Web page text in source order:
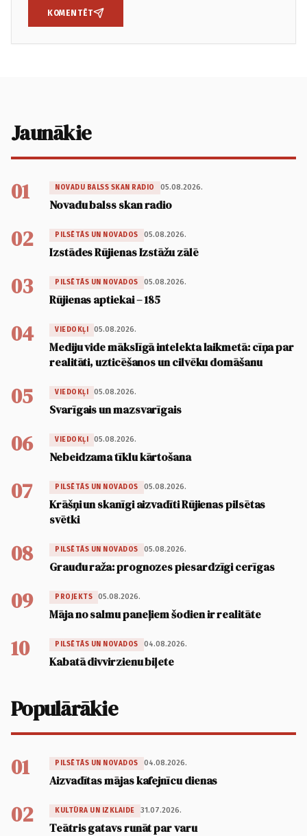
KOMENTĒT
Jaunākie
01 NOVADU BALSS SKAN RADIO 05.08.2026.
Novadu balss skan radio
02 PILSĒTĀS UN NOVADOS 05.08.2026.
Izstādes Rūjienas Izstāžu zālē
03 PILSĒTĀS UN NOVADOS 05.08.2026.
Rūjienas aptiekai – 185
04 VIEDOKĻI 05.08.2026.
Mediju vide mākslīgā intelekta laikmetā: cīņa par
realitāti, uzticēšanos un cilvēku domāšanu
05 VIEDOKĻI 05.08.2026.
Svarīgais un mazsvarīgais
06 VIEDOKĻI 05.08.2026.
Nebeidzama tīklu kārtošana
07 PILSĒTĀS UN NOVADOS 05.08.2026.
Krāšņi un skanīgi aizvadīti Rūjienas pilsētas
svētki
08 PILSĒTĀS UN NOVADOS 05.08.2026.
Graudu raža: prognozes piesardzīgi cerīgas
09 PROJEKTS 05.08.2026.
Māja no salmu paneļiem šodien ir realitāte
10 PILSĒTĀS UN NOVADOS 04.08.2026.
Kabatā divvirzienu biļete
Populārākie
01 PILSĒTĀS UN NOVADOS 04.08.2026.
Aizvadītas mājas kafejnīcu dienas
02 KULTŪRA UN IZKLAIDE 31.07.2026.
Teātris gatavs runāt par varu